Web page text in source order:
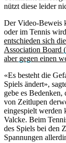
nützt diese leider
Der Video-Beweis
oder im Tennis
entschieden sich
Association Board
aber gegen einen
«Es besteht die
Spiels ändert»,
gebe es
von Zeitlupen
eingespielt werden
Valcke. Beim
des Spiels bei den
Spannungen